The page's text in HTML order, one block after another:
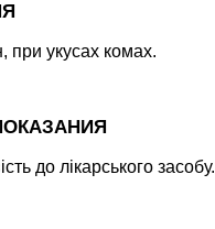
при укусах комах.
до лікарського засобу.